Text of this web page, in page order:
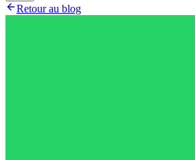
Retour au blog